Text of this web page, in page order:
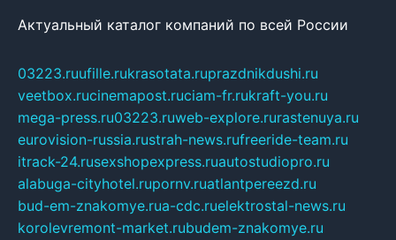
Актуальный каталог компаний по всей России
03223.ruufille.rukrasotata.ruprazdnikdushi.ru
veetbox.rucinemapost.ruciam-fr.rukraft-you.ru
mega-press.ru03223.ruweb-explore.rurastenuya.ru
eurovision-russia.rustrah-news.rufreeride-team.ru
itrack-24.rusexshopexpress.ruautostudiopro.ru
alabuga-cityhotel.rupornv.ruatlantpereezd.ru
bud-em-znakomye.rua-cdc.ruelektrostal-news.ru
korolevremont-market.rubudem-znakomye.ru